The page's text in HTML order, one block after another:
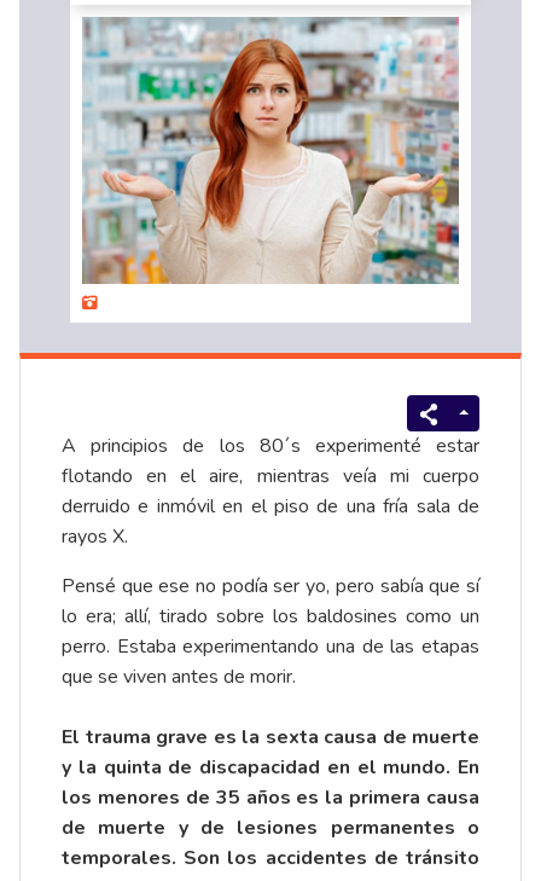
A principios de los 80´s experimenté estar
flotando en el aire, mientras veía mi cuerpo
derruido e inmóvil en el piso de una fría sala de
rayos X.
Pensé que ese no podía ser yo, pero sabía que sí
lo era; allí, tirado sobre los baldosines como un
perro. Estaba experimentando una de las etapas
que se viven antes de morir.
El trauma grave es la sexta causa de muerte
y la quinta de discapacidad en el mundo. En
los menores de 35 años es la primera causa
de muerte y de lesiones permanentes o
temporales. Son los accidentes de tránsito